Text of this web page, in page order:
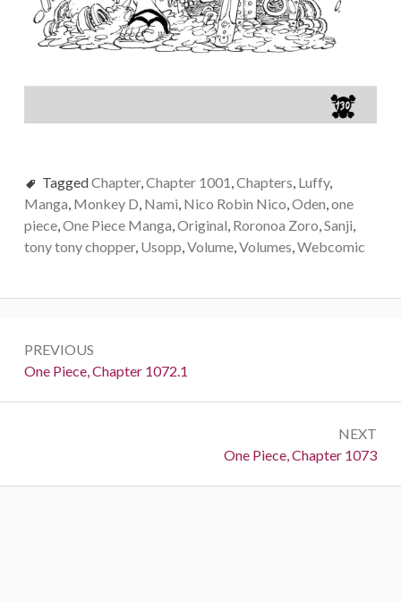
TaggedChapter,Chapter 1001,Chapters, Luffy,
Manga, Monkey D, Nami, Nico Robin Nico,Oden,one
piece,One Piece Manga,Original, Roronoa Zoro,Sanji,
tony tony chopper, Usopp,Volume,Volumes,Webcomic
navigation
PREVIOUS
Previous:
One Piece, Chapter 1072.1
NEXT
Next:
One Piece, Chapter 1073